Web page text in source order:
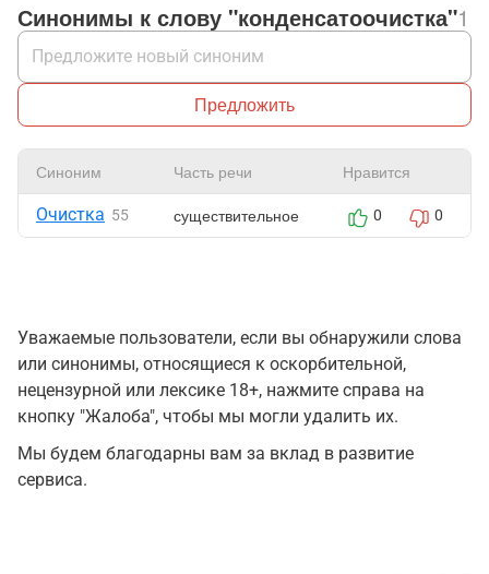
Синонимы к слову "конденсатоочистка"1
Предложить
Синоним Часть речи Нравится
Очистка 55 существительное 0 0
Уважаемые пользователи, если вы обнаружили слова
или синонимы, относящиеся к оскорбительной,
нецензурной или лексике 18+, нажмите справа на
кнопку "Жалоба", чтобы мы могли удалить их.
Мы будем благодарны вам за вклад в развитие
сервиса.